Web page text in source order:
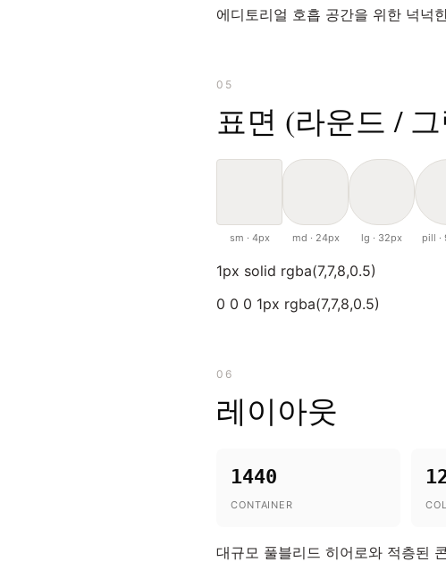
에디토리얼 호흡 공간을 위한 넉넉
05
표면 (라운드 /
sm · 4px md · 24px lg · 32px pill ·
1px solid rgba(7,7,8,0.5)
0 0 0 1px rgba(7,7,8,0.5)
06
레이아웃
1440
CONTAINER
대규모 풀블리드 히어로와 적층된